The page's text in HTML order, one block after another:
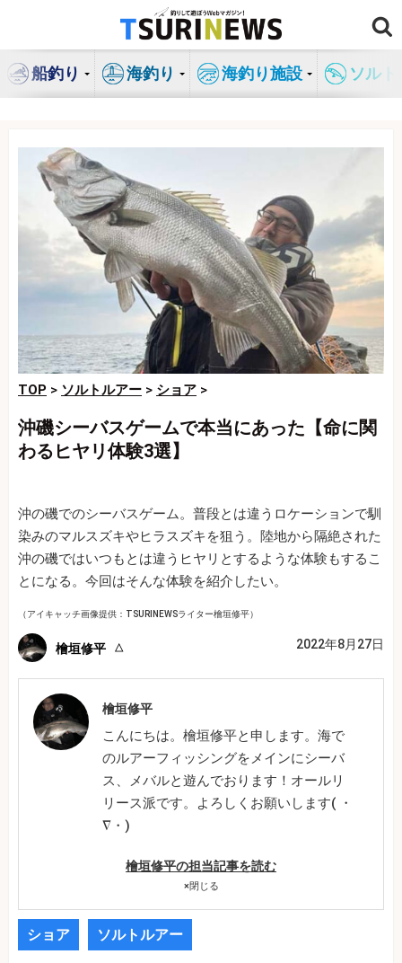
ン
船釣り 海釣り 海釣り施設 ソル
TOP > ソルトルアー > ショア >
沖磯シーバスゲームで本当にあった【命に関
わるヒヤリ体験3選】
沖の磯でのシーバスゲーム。普段とは違うロケーションで馴
染みのマルスズキやヒラスズキを狙う。陸地から隔絶された
沖の磯ではいつもとは違うヒヤリとするような体験もするこ
とになる。今回はそんな体験を紹介したい。
（アイキャッチ画像提供：TSURINEWSライター檜垣修平）
檜垣修平 2022年8月27日
檜垣修平
こんにちは。檜垣修平と申します。海で
のルアーフィッシングをメインにシーバ
ス、メバルと遊んでおります！オールリ
リース派です。よろしくお願いします( ・
∇・)
檜垣修平の担当記事を読む
×閉じる
ショア ソルトルアー